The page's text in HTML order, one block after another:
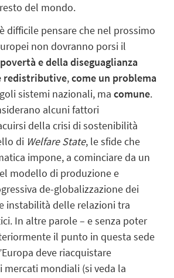
del mondo.
difficile pensare che nel prossimo
non dovranno porsi il
e della diseguaglianza
redistributive,come un problema
sistemi nazionali, ma comune.
alcuni fattori
della crisi di sostenibilità
di Welfare State, le sfide che
impone, a cominciare da un
modello di produzione e
de-globalizzazione dei
instabilità delle relazioni tra
In altre parole – e senza poter
il punto in questa sede
deve riacquistare
mondiali (si veda la